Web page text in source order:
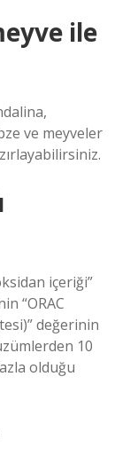
ile
ve meyveler
içeriği”
“ORAC
değerinin
10
olduğu